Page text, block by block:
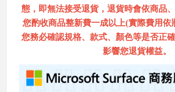
態，即無法接受退貨，退貨時會依商品
您酌收商品整新費一成以上(實際費用依
您務必確認規格、款式、顏色等是否正
影響您退貨權益。